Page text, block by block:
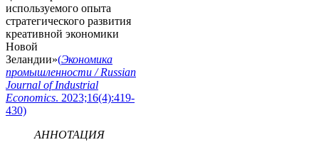
используемого опыта
стратегического развития
креативной экономики
Новой
Зеландии»(Экономика
промышленности / Russian
Journal of Industrial
Economics. 2023;16(4):419-
430)
АННОТАЦИЯ